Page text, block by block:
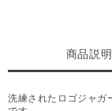
商品説明
洗練されたロゴジャガ